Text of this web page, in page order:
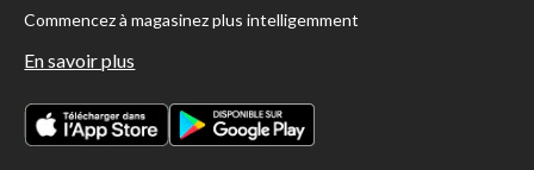
Commencez à magasinez plus intelligemment
En savoir plus